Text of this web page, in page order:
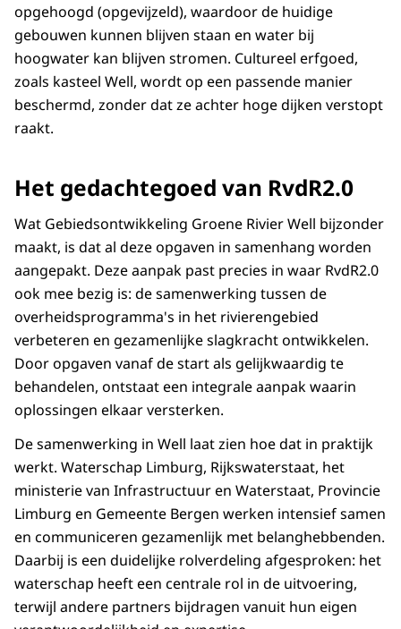
opgehoogd (opgevijzeld), waardoor de huidige
gebouwen kunnen blijven staan en water bij
hoogwater kan blijven stromen. Cultureel erfgoed,
zoals kasteel Well, wordt op een passende manier
beschermd, zonder dat ze achter hoge dijken verstopt
raakt.
Het gedachtegoed van RvdR2.0
Wat Gebiedsontwikkeling Groene Rivier Well bijzonder
maakt, is dat al deze opgaven in samenhang worden
aangepakt. Deze aanpak past precies in waar RvdR2.0
ook mee bezig is: de samenwerking tussen de
overheidsprogramma's in het rivierengebied
verbeteren en gezamenlijke slagkracht ontwikkelen.
Door opgaven vanaf de start als gelijkwaardig te
behandelen, ontstaat een integrale aanpak waarin
oplossingen elkaar versterken.
De samenwerking in Well laat zien hoe dat in praktijk
werkt. Waterschap Limburg, Rijkswaterstaat, het
ministerie van Infrastructuur en Waterstaat, Provincie
Limburg en Gemeente Bergen werken intensief samen
en communiceren gezamenlijk met belanghebbenden.
Daarbij is een duidelijke rolverdeling afgesproken: het
waterschap heeft een centrale rol in de uitvoering,
terwijl andere partners bijdragen vanuit hun eigen